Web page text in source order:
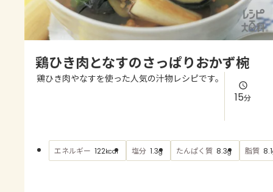
レシピ
よくあるお問い合わせ
AJINOMOTO PARK とは
鶏ひき肉となすのさっぱりおかず椀
鶏ひき肉やなすを使った人気の汁物レシピです。
15分
エネルギー 122kcal 塩分 1.3g たんぱく質 8.3g 脂質 8.1